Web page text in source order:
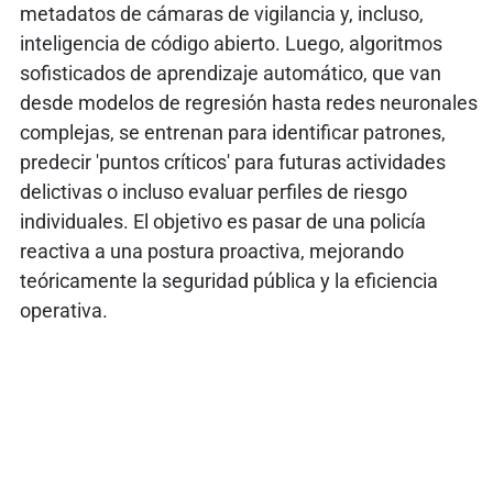
metadatos de cámaras de vigilancia y, incluso,
inteligencia de código abierto. Luego, algoritmos
sofisticados de aprendizaje automático, que van
desde modelos de regresión hasta redes neuronales
complejas, se entrenan para identificar patrones,
predecir 'puntos críticos' para futuras actividades
delictivas o incluso evaluar perfiles de riesgo
individuales. El objetivo es pasar de una policía
reactiva a una postura proactiva, mejorando
teóricamente la seguridad pública y la eficiencia
operativa.